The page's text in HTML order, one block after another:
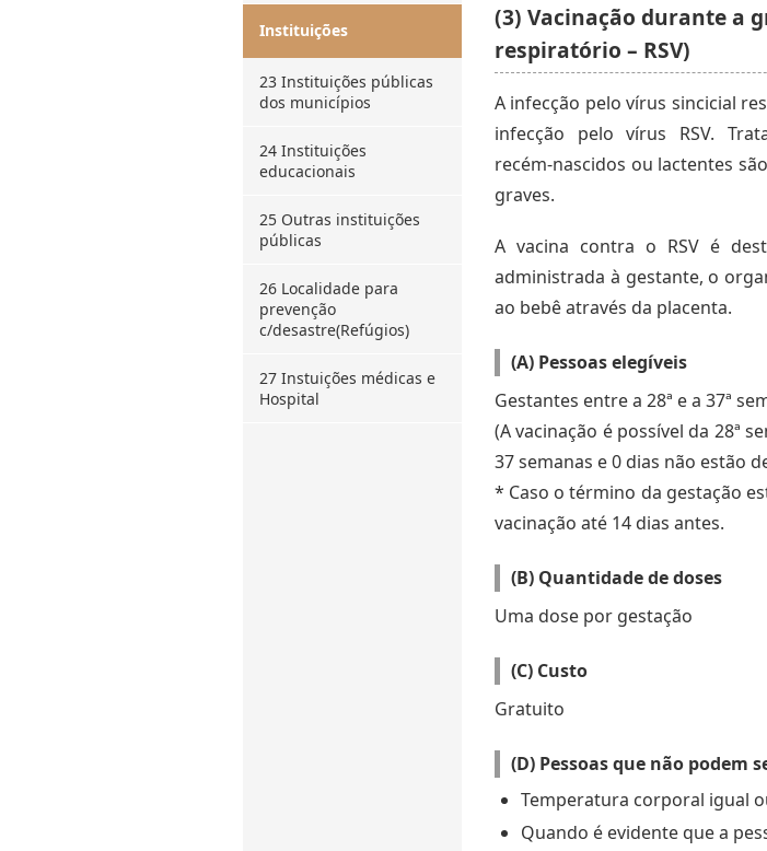
Instituições
23 Instituições públicas
dos municípios
24 Instituições
educacionais
25 Outras instituições
públicas
26 Localidade para
prevenção
c/desastre(Refúgios)
27 Instuições médicas e
Hospital
(3) Vacinação durante a
respiratório – RSV)
A infecção pelo vírus sincicial
infecção pelo vírus RSV.
recém‑nascidos ou lactentes
graves.
A vacina contra o RSV é
administrada à gestante, o
ao bebê através da placenta.
(A) Pessoas elegíveis
Gestantes entre a 28ª e a 37ª
(A vacinação é possível da 28ª
37 semanas e 0 dias não estão
* Caso o término da gestação
vacinação até 14 dias antes.
(B) Quantidade de doses
Uma dose por gestação
(C) Custo
Gratuito
(D) Pessoas que não podem
Temperatura corporal igual
Quando é evidente que a